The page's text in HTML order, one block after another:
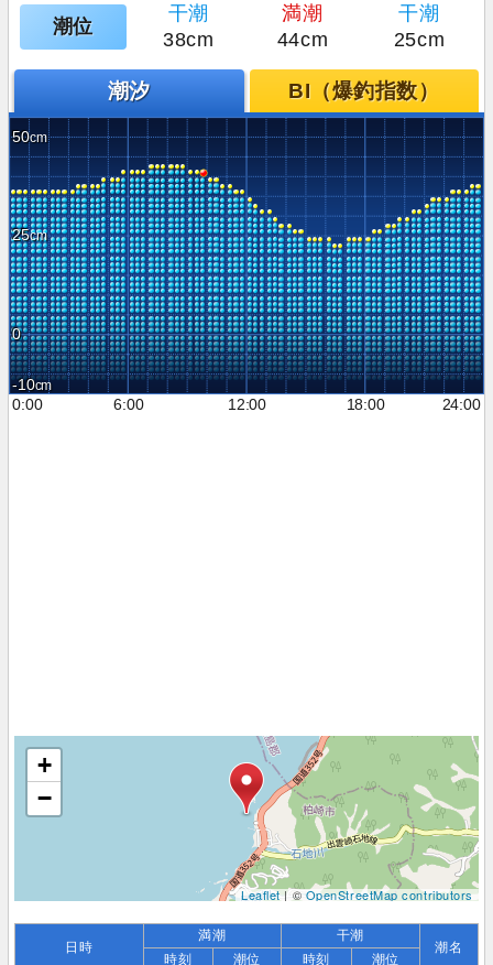
潮位
干潮 満潮
干潮
38cm
44cm 25cm
潮汐 BI（爆釣指数）
50
25
0
-10
0:00
6:00 12:00 18:00 24:00
+
−
Leaflet| ©OpenStreetMap contributors
日時
満潮 干潮
潮名
時刻 潮位 時刻 潮位